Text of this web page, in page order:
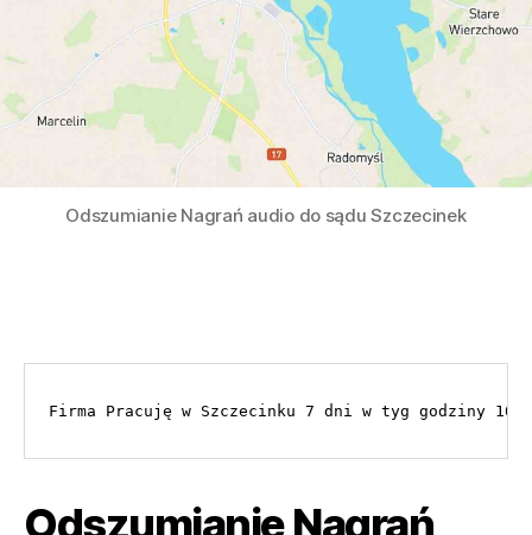
Odszumianie Nagrań audio do sądu Szczecinek
Firma Pracuję w Szczecinku 7 dni w tyg godziny
Odszumianie Nagrań